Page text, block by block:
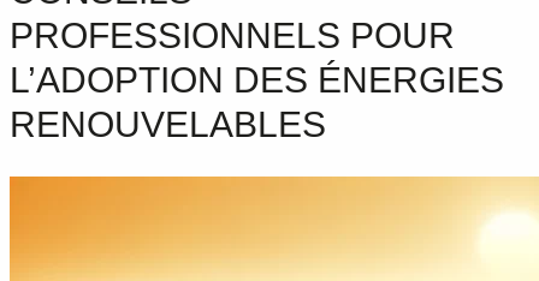
PROFESSIONNELS POUR
L’ADOPTION DES ÉNERGIES
RENOUVELABLES